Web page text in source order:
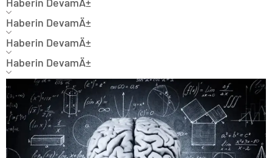
Haberin DevamÄ±
Haberin DevamÄ±
Haberin DevamÄ±
Haberin DevamÄ±